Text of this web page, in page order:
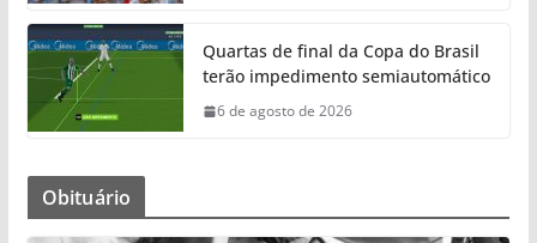
Quartas de final da Copa do Brasil
terão impedimento semiautomático
6 de agosto de 2026
Obituário